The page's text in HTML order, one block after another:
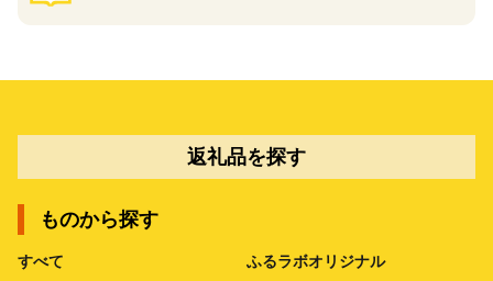
返礼品を探す
ものから探す
すべて ふるラボオリジナル